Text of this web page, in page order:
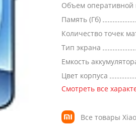
Объем
Память (Гб)
Количество точек
Тип экрана
Емкость
Цвет корпуса
Смотреть все
Все товары